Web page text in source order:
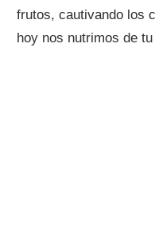
frutos, cautivando los
hoy nos nutrimos de